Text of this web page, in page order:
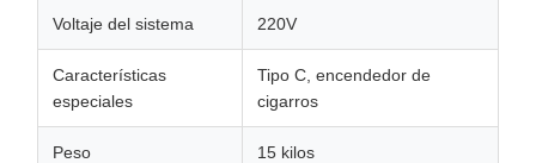
Voltaje del sistema 220V
Características
especiales
Tipo C, encendedor de
cigarros
Peso 15 kilos